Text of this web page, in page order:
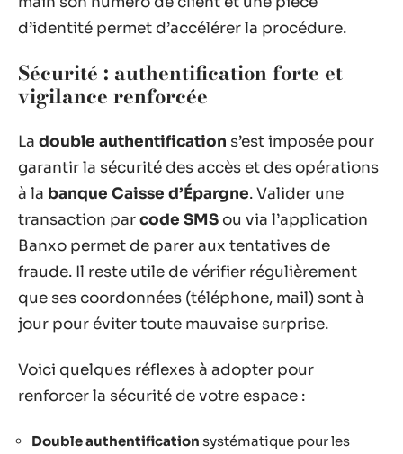
d’identité permet d’accélérer la procédure.
Sécurité : authentification forte et
vigilance renforcée
La double authentification s’est imposée pour
garantir la sécurité des accès et des opérations
à la banque Caisse d’Épargne. Valider une
transaction parcode SMS ou via l’application
Banxo permet de parer aux tentatives de
fraude. Il reste utile de vérifier régulièrement
que ses coordonnées (téléphone, mail) sont à
jour pour éviter toute mauvaise surprise.
Voici quelques réflexes à adopter pour
renforcer la sécurité de votre espace :
Double authentification systématique pour les